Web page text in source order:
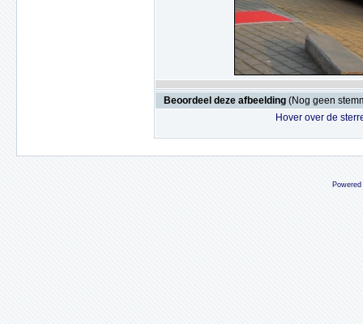
Beoordeel deze afbeelding (Nog geen
Hover over de